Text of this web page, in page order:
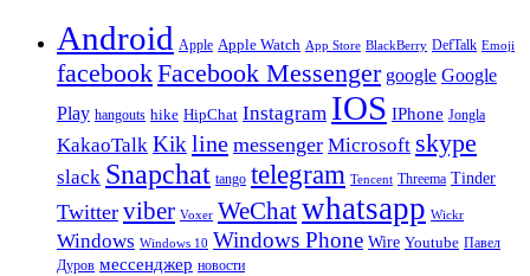
Android Apple Apple Watch App Store BlackBerry DefTalk Emoji
facebookFacebook Messenger google Google
Play hangouts hike HipChat Instagram IOS IPhone Jongla
KakaoTalk Kik line messenger Microsoft skype
slack Snapchat tango telegram Tencent Threema Tinder
Twitter viber Voxer WeChatwhatsapp Wickr
Windows Windows 10 Windows Phone Wire Youtube Павел
Дуров мессенджер новости